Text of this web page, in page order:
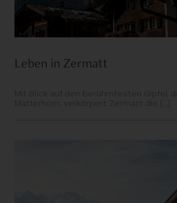
Leben in Zermatt
Mit Blick auf den berühmtesten Gipfel
Matterhorn, verkörpert Zermatt die [...]